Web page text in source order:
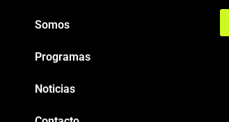
Somos
Programas
Noticias